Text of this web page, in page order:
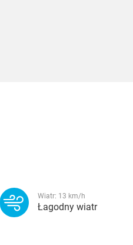
Wiatr: 13 km/h
Łagodny wiatr